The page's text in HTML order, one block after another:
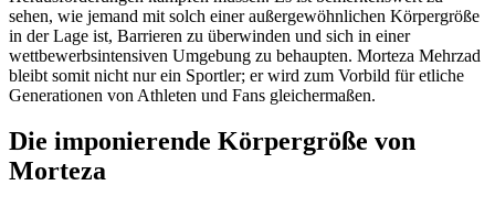
sehen, wie jemand mit solch einer außergewöhnlichen Körpergröße
in der Lage ist, Barrieren zu überwinden und sich in einer
wettbewerbsintensiven Umgebung zu behaupten. Morteza Mehrzad
bleibt somit nicht nur ein Sportler; er wird zum Vorbild für etliche
Generationen von Athleten und Fans gleichermaßen.
Die imponierende Körpergröße von
Morteza